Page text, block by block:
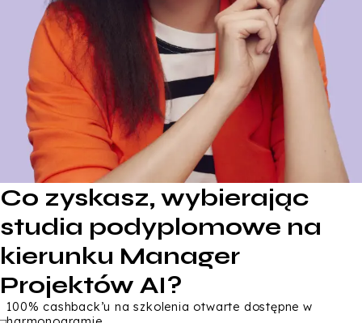
Co zyskasz, wybierając
studia podyplomowe na
kierunku Manager
Projektów AI?
100% cashback’u na szkolenia otwarte dostępne w